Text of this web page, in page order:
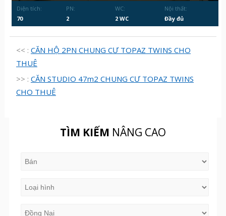
Diện tích:
70
PN:
2
WC:
2 WC
Nội thất:
Đầy đủ
<< : CĂN HỘ 2PN CHUNG CƯ TOPAZ TWINS CHO
THUÊ
>> : CĂN STUDIO 47m2 CHUNG CƯ TOPAZ TWINS
CHO THUÊ
TÌM KIẾM NÂNG CAO